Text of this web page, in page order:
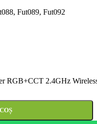
Fut089, Fut092
RGB+CCT 2.4GHz